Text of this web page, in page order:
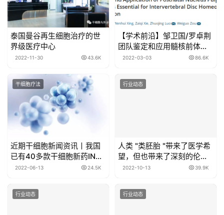
泰国曼谷再生细胞治疗的世
界级医疗中心
2022-11-30 43.6K
【学术前沿】邹卫国/罗卓荆
团队鉴定和应用髓核前体细
胞治疗椎间盘退变
2022-03-03 86.6K
干细胞疗法
近期干细胞新闻资讯丨我国
已有40多款干细胞新药IND
获受理
2022-06-13 24.5K
行业动态
人类 "类胚胎 "带来了医学希
望，但也带来了深刻的伦理
挑战
2022-10-13 39.9K
行业动态 行业动态